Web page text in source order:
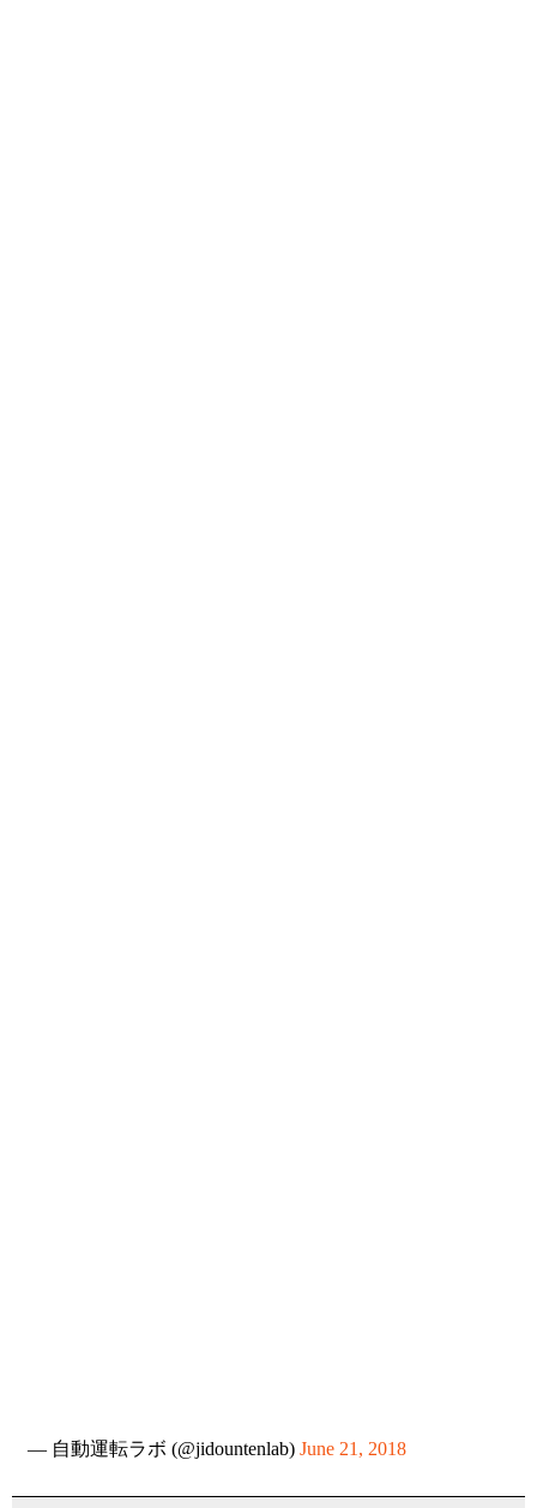
— 自動運転ラボ (@jidountenlab) June 21, 2018